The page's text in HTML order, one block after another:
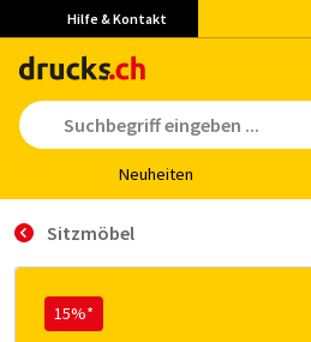
Hilfe & Kontakt
Neu­hei­ten
Sitzmöbel
15%*